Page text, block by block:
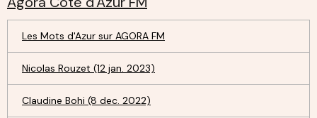
Les Mots d'Azur sur AGORA FM
Nicolas Rouzet (12 jan. 2023)
Claudine Bohi (8 dec. 2022)